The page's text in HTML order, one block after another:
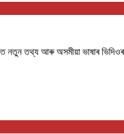
নতুন তথ্য আৰু অসমীয়া ভাষাৰ